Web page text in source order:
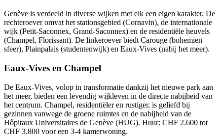
Genève is verdeeld in diverse wijken met elk een eigen karakter. De
rechteroever omvat het stationsgebied (Cornavin), de internationale
wijk (Petit-Saconnex, Grand-Saconnex) en de residentiële heuvels
(Champel, Florissant). De linkeroever biedt Carouge (bohemien
sfeer), Plainpalais (studentenwijk) en Eaux-Vives (nabij het meer).
Eaux-Vives en Champel
De Eaux-Vives, volop in transformatie dankzij het nieuwe park aan
het meer, bieden een levendig wijkleven in de directe nabijheid van
het centrum. Champel, residentiëler en rustiger, is geliefd bij
gezinnen vanwege de groene ruimtes en de nabijheid van de
Hôpitaux Universitaires de Genève (HUG). Huur: CHF 2.600 tot
CHF 3.800 voor een 3-4 kamerwoning.